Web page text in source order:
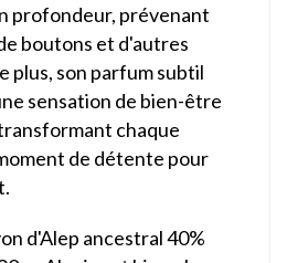
profondeur, prévenant
boutons et d'autres
plus, son parfum subtil
sensation de bien-être
chaque
de détente pour
d'Alep ancestral 40%